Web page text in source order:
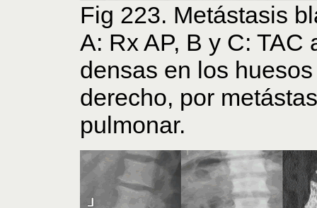
Fig 223. Metástasis
A: Rx AP, B y C:
densas en los
derecho, por
pulmonar.